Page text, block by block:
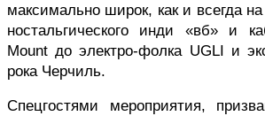
максимально широк, как и всегда
ностальгического инди «вб» и
Mount до электро-фолка UGLI и
рока Черчиль.
Спецгостями мероприятия,